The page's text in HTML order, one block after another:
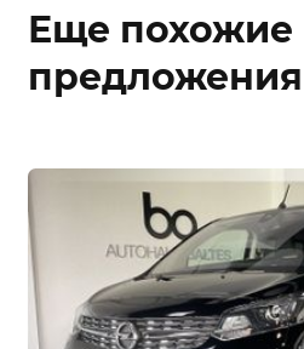
Еще похожие
предложения